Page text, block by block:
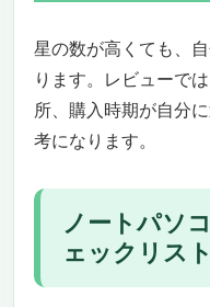
星の数が高くても、
ります。レビューで
所、購入時期が自分
考になります。
ノートパソ
ェックリスト